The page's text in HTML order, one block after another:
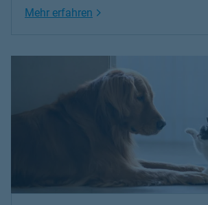
Mehr erfahren Link Opens in New Tab